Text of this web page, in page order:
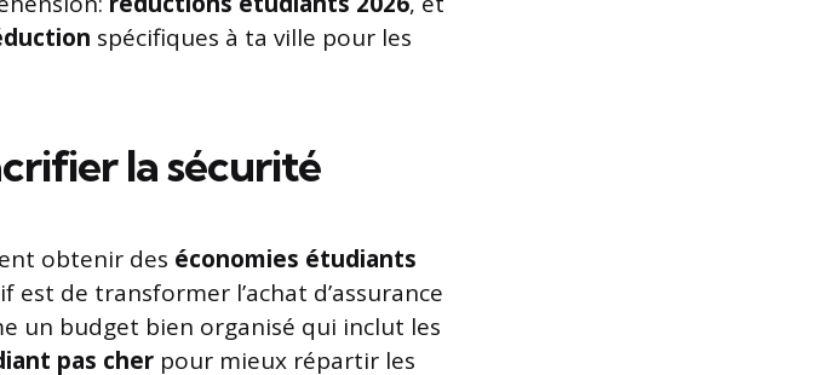
spécifiques à ta ville pour les
la sécurité
obtenir des économies étudiants
de transformer l’achat d’assurance
un budget bien organisé qui inclut les
pas cher pour mieux répartir les